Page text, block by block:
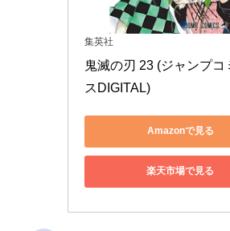
集英社
鬼滅の刃 23 (ジャンプコ
スDIGITAL)
Amazonで見る
楽天市場で見る